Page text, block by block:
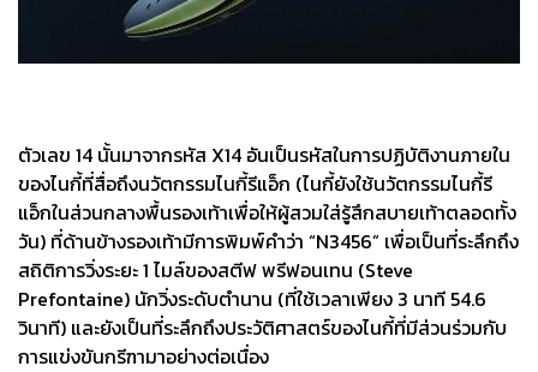
ตัวเลข 14 นั้นมาจากรหัส X14 อันเป็นรหัสในการปฏิบัติงานภายใน
ของไนกี้ที่สื่อถึงนวัตกรรมไนกี้รีแอ็ก (ไนกี้ยังใช้นวัตกรรมไนกี้รี
แอ็กในส่วนกลางพื้นรองเท้าเพื่อให้ผู้สวมใส่รู้สึกสบายเท้าตลอดทั้ง
วัน) ที่ด้านข้างรองเท้ามีการพิมพ์คำว่า “N3456” เพื่อเป็นที่ระลึกถึง
สถิติการวิ่งระยะ 1 ไมล์ของสตีฟ พรีฟอนเทน (Steve
Prefontaine) นักวิ่งระดับตำนาน (ที่ใช้เวลาเพียง 3 นาที 54.6
วินาที) และยังเป็นที่ระลึกถึงประวัติศาสตร์ของไนกี้ที่มีส่วนร่วมกับ
การแข่งขันกรีฑามาอย่างต่อเนื่อง